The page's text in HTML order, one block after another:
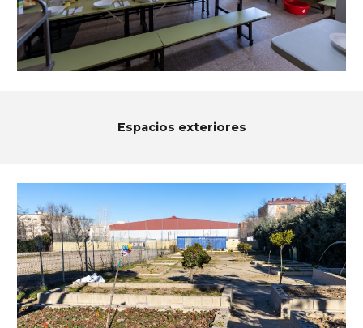
Espacios exteriores